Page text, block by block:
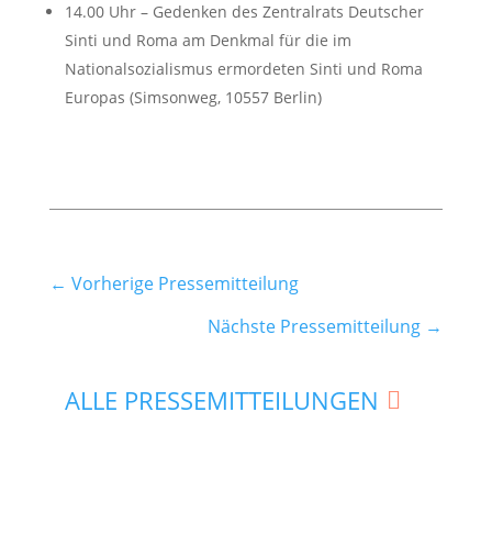
14.00 Uhr – Gedenken des Zentralrats Deutscher
Sinti und Roma am Denkmal für die im
Nationalsozialismus ermordeten Sinti und Roma
Europas (Simsonweg, 10557 Berlin)
← Vorherige Pressemitteilung
Nächste Pressemitteilung →
ALLE PRESSEMITTEILUNGEN